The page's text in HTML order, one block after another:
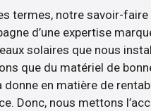
termes, notre savoir-faire
d’une expertise
solaires que nous
que du matériel de
donne en matière de
Donc, nous mettons